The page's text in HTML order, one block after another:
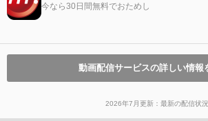
今なら30日間無料でおためし
動画配信サービスの詳しい情報
2026年7月更新：最新の配信状